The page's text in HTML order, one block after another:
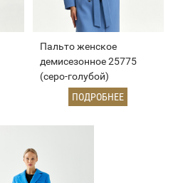
Пальто женское
демисезонное 25775
(серо-голубой)
ПОДРОБНЕЕ